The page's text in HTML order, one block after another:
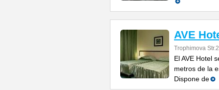
AVE
Trophimova
El AVE Hotel
metros de la
Dispone de